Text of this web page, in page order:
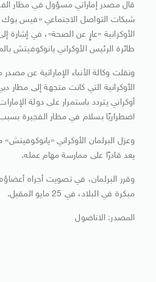
قال مصدر إماراتي مسؤول في مطار
شبكات التواصل الاجتماعي «فيس بوك
الأوكرانية «عارٍ عن الصحة»، في إشارة
طائرة الرئيس الأوكراني يانوكوفيتش
ونقلت وكالة الأنباء الإماراتية عن
الأوكرانية التي كانت متجهة إلى مطار
أوكراني يتردد باستمرار على دولة
اضطراريًا بسلام في مطار الفجيرة
وعزل البرلمان الأوكراني
يعد قادرًا على ممارسة مهام عمله.
وقرر البرلمان، في تصويت أجراه
مبكرة في البلاد، في 25 مايو المقبل.
المصدر: الاناضول